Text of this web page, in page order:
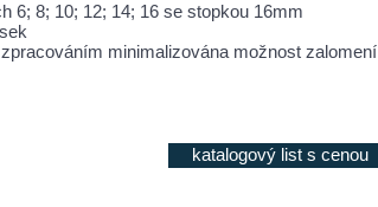
6; 8; 10; 12; 14; 16 se stopkou 16mm
minimalizována možnost zalomení
katalogový list s cenou